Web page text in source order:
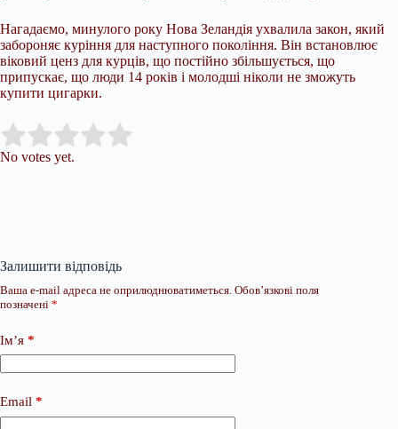
Нагадаємо, минулого року Нова Зеландія ухвалила закон, який
забороняє куріння для наступного покоління. Він встановлює
віковий ценз для курців, що постійно збільшується, що
припускає, що люди 14 років і молодші ніколи не зможуть
купити цигарки.
Rate this item:
No votes yet.
Залишити відповідь
Ваша e-mail адреса не оприлюднюватиметься. Обов’язкові поля
позначені *
Ім’я *
Email *